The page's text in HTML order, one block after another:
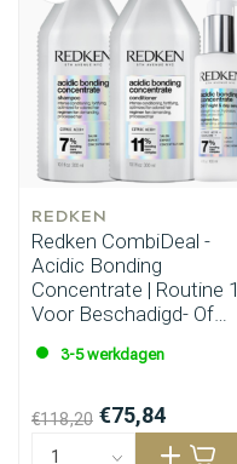
REDKEN
Redken CombiDeal -
Acidic Bonding
Concentrate | Routine 1
Voor Beschadigd- Of
3-5 werkdagen
€118,20 €75,84